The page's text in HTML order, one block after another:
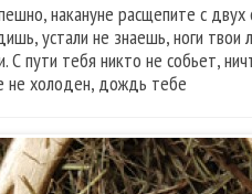
накануне расщепите с двух
устали не знаешь, ноги твои
пути тебя никто не собьет,
не холоден, дождь тебе